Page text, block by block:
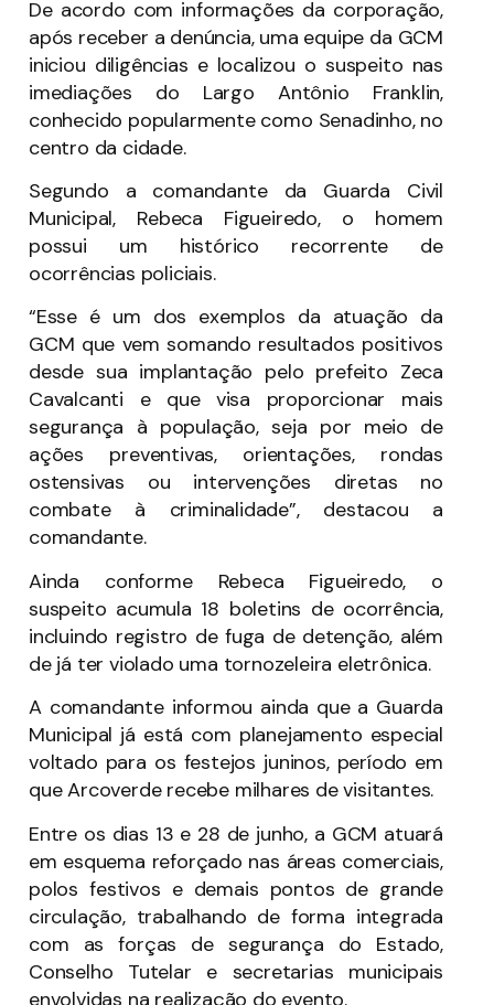
De acordo com informações da corporação,
após receber a denúncia, uma equipe da GCM
iniciou diligências e localizou o suspeito nas
imediações do Largo Antônio Franklin,
conhecido popularmente como Senadinho, no
centro da cidade.
Segundo a comandante da Guarda Civil
Municipal, Rebeca Figueiredo, o homem
possui um histórico recorrente de
ocorrências policiais.
“Esse é um dos exemplos da atuação da
GCM que vem somando resultados positivos
desde sua implantação pelo prefeito Zeca
Cavalcanti e que visa proporcionar mais
segurança à população, seja por meio de
ações preventivas, orientações, rondas
ostensivas ou intervenções diretas no
combate à criminalidade”, destacou a
comandante.
Ainda conforme Rebeca Figueiredo, o
suspeito acumula 18 boletins de ocorrência,
incluindo registro de fuga de detenção, além
de já ter violado uma tornozeleira eletrônica.
A comandante informou ainda que a Guarda
Municipal já está com planejamento especial
voltado para os festejos juninos, período em
que Arcoverde recebe milhares de visitantes.
Entre os dias 13 e 28 de junho, a GCM atuará
em esquema reforçado nas áreas comerciais,
polos festivos e demais pontos de grande
circulação, trabalhando de forma integrada
com as forças de segurança do Estado,
Conselho Tutelar e secretarias municipais
envolvidas na realização do evento.